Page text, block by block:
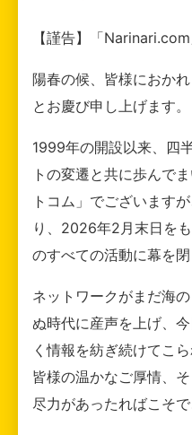
【謹告】「
陽春の候、皆様におか
とお慶び申し上げます。
1999年の開設以来、四
トの変遷と共に歩んで
トコム」でございます
り、2026年2月末日を
のすべての活動に幕を
ネットワークがまだ海
ぬ時代に産声を上げ、
く情報を紡ぎ続けてこ
皆様の温かなご厚情、
尽力があったればこそで